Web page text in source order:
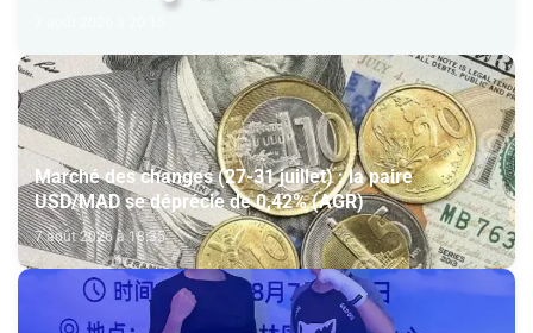
Marché des changes (27-31 juillet) : la paire
USD/MAD se déprécie de 0,42% (AGR)
7 août 2026 à 18:35